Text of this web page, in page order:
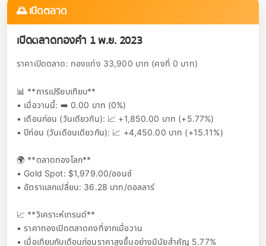
🌅 เปิดตลาด
เปิดตลาดทองคำ 1 พ.ย. 2023
ราคาเปิดตลาด: ทองแท่ง 33,900 บาท (คงที่ 0 บาท)
📊 **การเปรียบเทียบ**
• เมื่อวานนี้: ➡️ 0.00 บาท (0%)
• เดือนก่อน (วันเดียวกัน): 📈 +1,850.00 บาท (+5.77%)
• ปีก่อน (วันเดือนเดียวกัน): 📈 +4,450.00 บาท (+15.11%)
🌍 **ตลาดทองโลก**
• Gold Spot: $1,979.00/ออนซ์
• อัตราแลกเปลี่ยน: 36.28 บาท/ดอลลาร์
📈 **วิเคราะห์เทรนด์**
• ราคาทองเปิดตลาดคงที่จากเมื่อวาน
• เมื่อเทียบกับเดือนก่อนราคาสูงขึ้นอย่างมีนัยสำคัญ 5.77%